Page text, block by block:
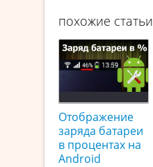
похожие статьи
Отображение
заряда батареи
в процентах на
Android